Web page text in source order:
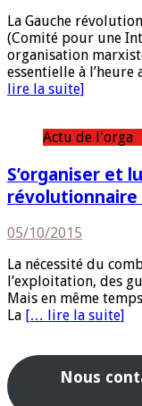
La Gauche
(Comité pour une
organisation
essentielle à l’heure
lire la suite]
Actu de l'orga
S’organiser et
révolutionnaire
05/10/2015
La nécessité du
l’exploitation, des
Mais en même
La [… lire la suite]
Nous